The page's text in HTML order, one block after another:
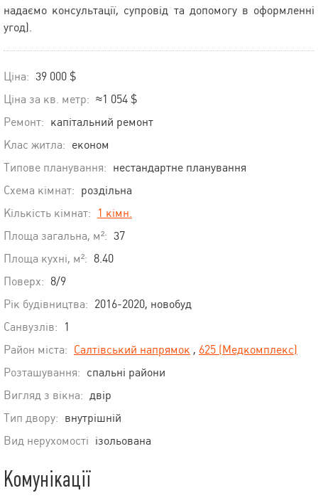
надаємо консультації, супровід та допомогу в оформленні
угод).
Ціна: 39 000 $
Ціна за кв. метр: ≈1 054 $
Ремонт: капітальний ремонт
Клас житла: економ
Типове планування: нестандартне планування
Схема кімнат: роздільна
Кількість кімнат:
1 кімн.
Площа загальна, м²: 37
Площа кухні, м²: 8.40
Поверх: 8/9
Рік будівництва: 2016-2020, новобуд
Санвузлів:
1
Район міста: Салтівський напрямок , 625 (Медкомплекс)
Розташування: спальні райони
Вигляд з вікна: двір
Тип двору: внутрішній
Вид нерухомості ізольована
Комунікації